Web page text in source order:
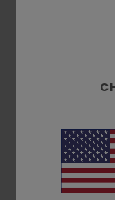
5 juillet
parfaiteMatière: